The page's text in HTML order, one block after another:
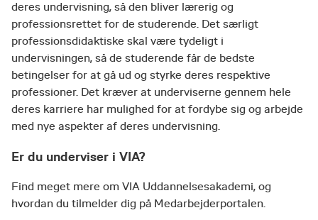
deres undervisning, så den bliver lærerig og
professionsrettet for de studerende. Det særligt
professionsdidaktiske skal være tydeligt i
undervisningen, så de studerende får de bedste
betingelser for at gå ud og styrke deres respektive
professioner. Det kræver at underviserne gennem hele
deres karriere har mulighed for at fordybe sig og arbejde
med nye aspekter af deres undervisning.
Er du underviser i VIA?
Find meget mere om VIA Uddannelsesakademi, og
hvordan du tilmelder dig på Medarbejderportalen.